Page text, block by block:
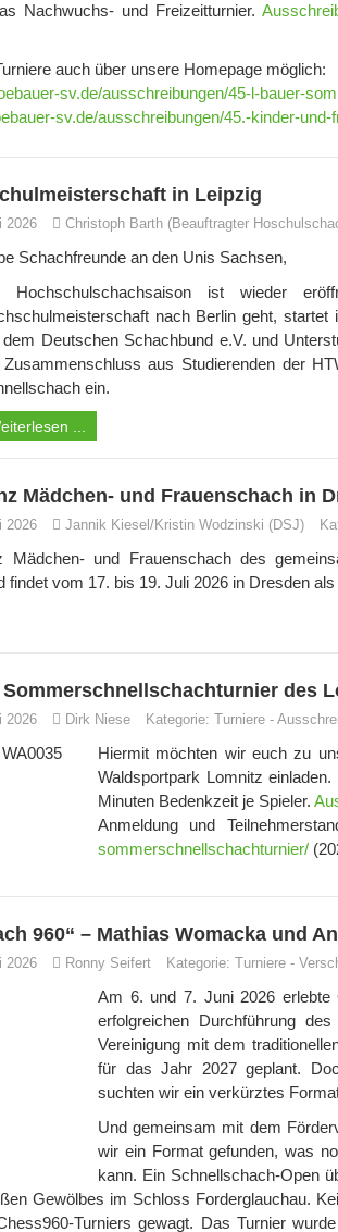
Nachwuchs- und Freizeitturnier.
auch über unsere Homepage möglich:
sv.de/ausschreibungen/45-l-bauer-
sv.de/ausschreibungen/45.-kinder-und-
in Leipzig
2026 Christoph Barth (Beauftragter
Schachfreunde an den Unis Sachsen,
Hochschulschachsaison ist wieder
nach Berlin geht,
dem Deutschen Schachbund e.V. und
aus Studierenden der
ein.
...
Mädchen- und Frauenschach in
2026 Jannik Kiesel/Kristin Wodzinski (DSJ)
Mädchen- und Frauenschach des
findet vom 17. bis 19. Juli 2026 in Dresden
des
2026 Dirk Niese Kategorie: Turniere -
Hiermit möchten wir euch zu
Waldsportpark Lomnitz
Minuten Bedenkzeit je Spieler.
Anmeldung und
sommerschnellschachturnier/
960“ – Mathias Womacka und
2026 Ronny Seifert Kategorie: Turniere -
Am 6. und 7. Juni 2026 erlebte
erfolgreichen Durchführung
Vereinigung mit dem
für das Jahr 2027 geplant.
suchten wir ein verkürztes
Und gemeinsam mit dem
wir ein Format gefunden, was
kann. Ein Schnellschach-Open
Gewölbes im Schloss Forderglauchau.
Turniers gewagt. Das Turnier